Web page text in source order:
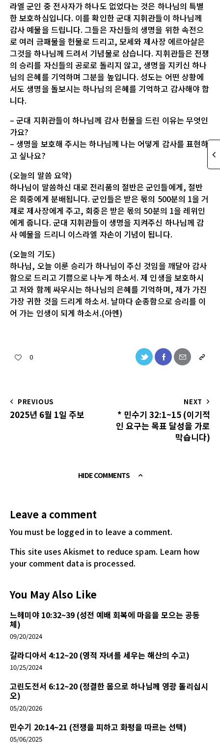
라엘 군인 중 전사자가 하나도 없었다는 것은 하나님의 특별
한 보호하심입니다. 이를 확인한 군대 지휘관들이 하나님께
감사 예물을 드립니다. 그들은 자신들의 생명을 위한 속전으
로 여러 금패물을 헌물로 드리고, 모세와 제사장 에르아살은
그것을 하나님께 드려서 기념물로 삼습니다. 지휘관들은 전쟁
의 승리를 자신들의 공로로 돌리지 않고, 생명을 지키신 하나
님의 은혜를 기억하며 그분을 높입니다. 성도는 어떤 상황에
서도 생명을 돌보시는 하나님의 은혜를 기억하고 감사해야 합
니다.
– 군대 지휘관들이 하나님께 감사 헌물을 드린 이유는 무엇인
가요?
– 생명을 보호해 주시는 하나님께 나는 어떻게 감사를 표현하
고 싶나요?
(오늘의 말씀 요약)
하나님이 말씀하신 대로 전리품의 절반은 군인들에게, 절반
은 회중에게 분배됩니다. 군인들은 받은 몫의 500분의 1을 거
제로 제사장에게 주고, 회중은 받은 몫의 50분의 1을 레위인
에게 줍니다. 군대 지휘관들이 생명을 지켜주신 하나님께 감
사 예물을 드리니 이스라엘 자손이 기념이 됩니다.
(오늘의 기도)
하나님, 오늘 이룬 승리가 하나님이 주신 것임을 깨달아 감사
함으로 드리고 기쁨으로 나누게 하소서. 제 인생을 보호하시
고 저와 함께 싸우시는 하나님의 은혜를 기억하며, 제가 가진
가장 귀한 것을 드리게 하소서. 날마다 순종함으로 승리를 이
어 가는 인생이 되게 하소서.(아멘)
0
PREVIOUS
2025년 6월 1일 주보
NEXT
* 민수기 32:1~15 (이기적
인 요구는 목표 달성을 가로
막습니다)
HIDE COMMENTS
Leave a comment
You must be logged in to leave a comment.
This site uses Akismet to reduce spam. Learn how
your comment data is processed.
You May Also Like
느헤미야 10:32~39 (성전 예배 회복에 마음을 모으는 공동
체)
09/20/2024
갈라디아서 4:12~20 (영적 자녀를 세우는 해산의 수고)
10/25/2024
고린도전서 6:12~20 (정결한 몸으로 하나님께 영광 돌리십시
오)
05/20/2026
민수기 20:14~21 (전쟁을 피하고 화평을 따르는 선택)
05/06/2025